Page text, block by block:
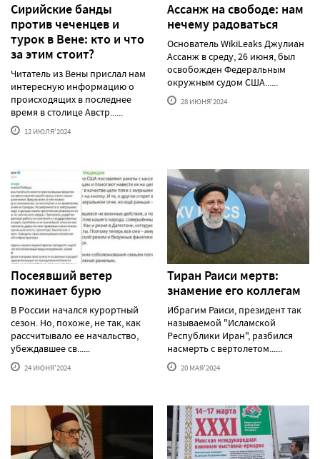
Сирийские банды
против чеченцев и
турок в Вене: кто и что
за этим стоит?
Читатель из Вены прислал нам
интересную информацию о
происходящих в последнее
время в столице Австр......
12 ИЮЛЯ'2024
Ассанж на свободе: нам
нечему радоваться
Основатель WikiLeaks Джулиан
Ассанж в среду, 26 июня, был
освобожден Федеральным
окружным судом США......
28 ИЮНЯ'2024
Посеявший ветер
пожинает бурю
В России начался курортный
сезон. Но, похоже, не так, как
рассчитывало ее начальство,
убеждавшее св......
24 ИЮНЯ'2024
Тиран Раиси мертв:
знамение его коллегам
Ибрагим Раиси, президент так
называемой "Исламской
Республики Иран", разбился
насмерть с вертолетом......
20 МАЯ'2024